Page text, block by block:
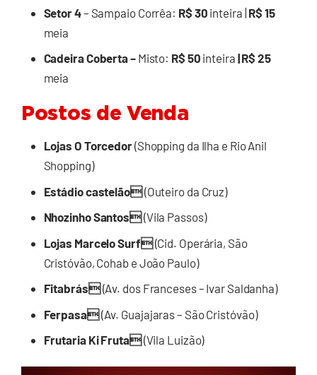
Setor 4– Sampaio Corrêa: R$ 30 inteira | R$ 15
meia
Cadeira Coberta –Misto: R$ 50 inteira | R$ 25
meia
Postos de Venda
Lojas O Torcedor(Shopping da Ilha e Rio Anil
Shopping)
Estádio castelão(Outeiro da Cruz)
Nhozinho Santos(Vila Passos)
Lojas Marcelo Surf(Cid. Operária, São
Cristóvão, Cohab e João Paulo)
Fitabrás(Av. dos Franceses – Ivar Saldanha)
Ferpasa(Av. Guajajaras – São Cristóvão)
Frutaria Ki Fruta(Vila Luizão)